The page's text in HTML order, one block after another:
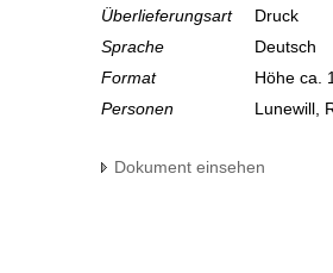
Überlieferungsart
Druck
Sprache
Deutsch
Format
Höhe ca.
Personen
Lunewill,
Dokument einsehen